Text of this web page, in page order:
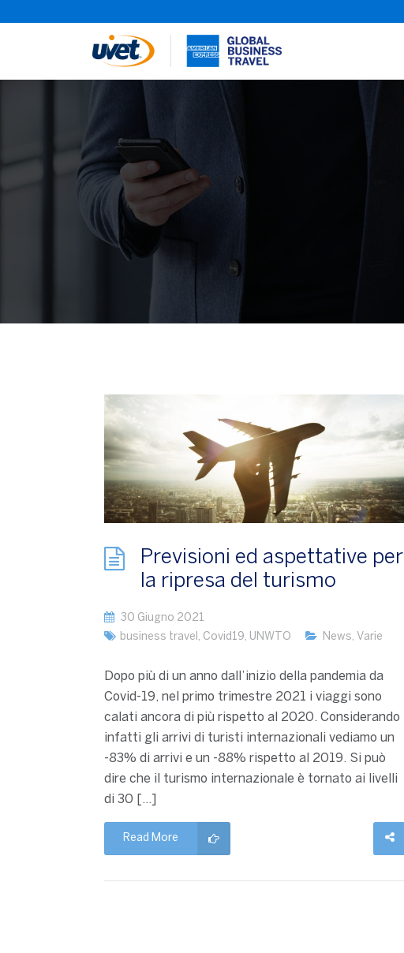
Previsioni ed aspettative per
la ripresa del turismo
30 Giugno 2021
business travel , Covid19, UNWTO News, Varie
Dopo più di un anno dall’inizio della pandemia da
Covid-19, nel primo trimestre 2021 i viaggi sono
calati ancora di più rispetto al 2020. Considerando
infatti gli arrivi di turisti internazionali vediamo un
-83% di arrivi e un -88% rispetto al 2019. Si può
dire che il turismo internazionale è tornato ai livelli
di 30 […]
Read More